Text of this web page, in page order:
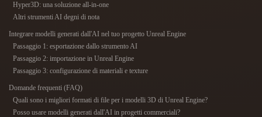
Blender
Godot Maya
ComfyUI
Stili
Hyper3D: una soluzione all-in-one
Altri strumenti AI degni di nota
Integrare modelli generati dall'AI nel tuo progetto Unreal Engine
Passaggio 1: esportazione dallo strumento AI
Passaggio 2: importazione in Unreal Engine
Passaggio 3: configurazione di materiali e texture
Domande frequenti (FAQ)
Quali sono i migliori formati di file per i modelli 3D di Unreal Engine?
Posso usare modelli generati dall'AI in progetti commerciali?